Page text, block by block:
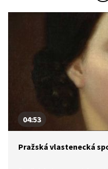
04:53
Pražská vlastenecká